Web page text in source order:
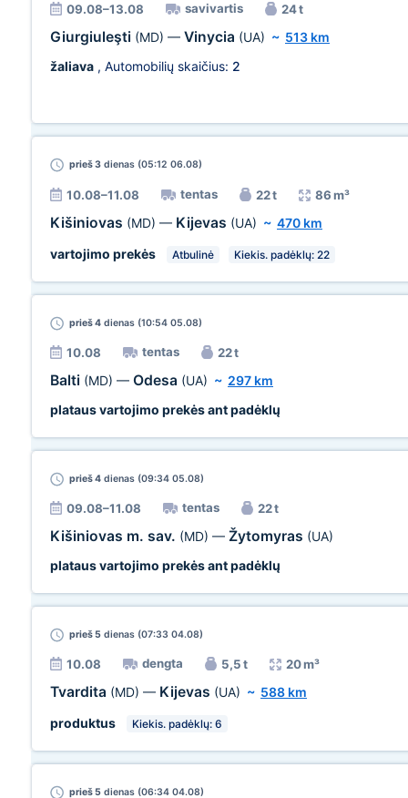
09.08–13.08 savivartis 24 t
Giurgiuleşti (MD) — Vinycia (UA) ~ 513 km
žaliava , Automobilių skaičius: 2
prieš 3 dienas (05:12 06.08)
10.08–11.08 tentas 22 t 86 m³
Kišiniovas (MD) — Kijevas (UA) ~ 470 km
vartojimo prekės
Atbulinė Kiekis. padėklų: 22
prieš 4 dienas (10:54 05.08)
10.08 tentas 22 t
Balti (MD) — Odesa (UA) ~ 297 km
plataus vartojimo prekės ant padėklų
prieš 4 dienas (09:34 05.08)
09.08–11.08 tentas 22 t
Kišiniovas m. sav. (MD) — Žytomyras (UA)
plataus vartojimo prekės ant padėklų
prieš 5 dienas (07:33 04.08)
10.08 dengta 5,5 t 20 m³
Tvardita (MD) — Kijevas (UA) ~ 588 km
produktus
Kiekis. padėklų: 6
prieš 5 dienas (06:34 04.08)